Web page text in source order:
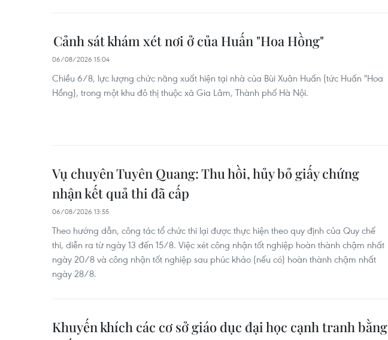
Cảnh sát khám xét nơi ở của Huấn "Hoa Hồng"
06/08/2026 15:04
Chiều 6/8, lực lượng chức năng xuất hiện tại nhà của Bùi Xuân Huấn (tức Huấn "Hoa
Hồng), trong một khu đô thị thuộc xã Gia Lâm, Thành phố Hà Nội.
Vụ chuyên Tuyên Quang: Thu hồi, hủy bỏ giấy chứng
nhận kết quả thi đã cấp
06/08/2026 13:55
Theo hướng dẫn, công tác tổ chức thi lại được thực hiện theo quy định của Quy chế
thi, diễn ra từ ngày 13 đến 15/8. Việc xét công nhận tốt nghiệp hoàn thành chậm nhất
ngày 20/8 và công nhận tốt nghiệp sau phúc khảo (nếu có) hoàn thành chậm nhất
ngày 28/8.
Khuyến khích các cơ sở giáo dục đại học cạnh tranh bằng